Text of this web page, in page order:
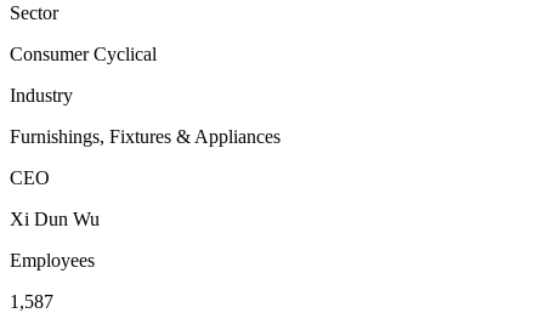
Sector
Consumer Cyclical
Industry
Furnishings, Fixtures & Appliances
CEO
Xi Dun Wu
Employees
1,587